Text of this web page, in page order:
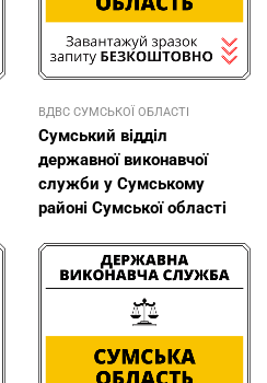
ВДВС СУМСЬКОЇ ОБЛАСТІ
Сумський відділ
державної виконавчої
служби у Сумському
районі Сумської області